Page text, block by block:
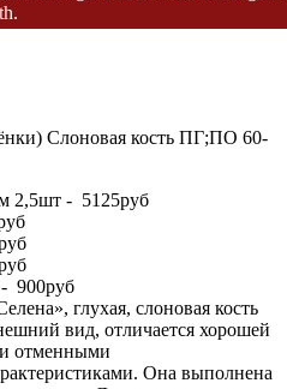
Слоновая кость ПГ;ПО 60-
2,5шт - 5125руб
900руб
глухая, слоновая кость
вид, отличается хорошей
отменными
Она выполнена